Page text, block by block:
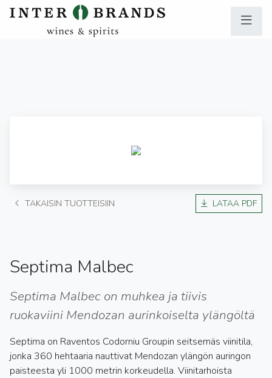
TAKAISIN TUOTTEISIIN LATAA PDF
Septima Malbec
Septima Malbec on muhkea ja tiivis
ruokaviini Mendozan aurinkoiselta ylängöltä
Septima on Raventos Codorniu Groupin seitsemäs viinitila,
jonka 360 hehtaaria nauttivat Mendozan ylängön auringon
paisteesta yli 1000 metrin korkeudella. Viinitarhoista